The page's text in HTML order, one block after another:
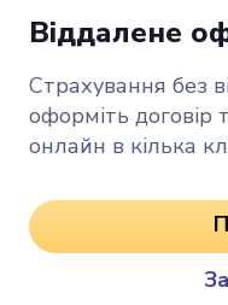
Віддалене
Страхування без
оформіть договір
онлайн в кілька